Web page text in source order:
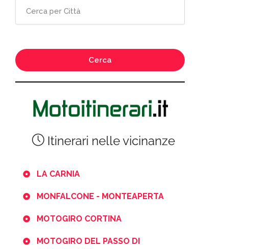
Cerca
Itinerari nelle vicinanze
LA CARNIA
MONFALCONE - MONTEAPERTA
MOTOGIRO CORTINA
MOTOGIRO DEL PASSO DI